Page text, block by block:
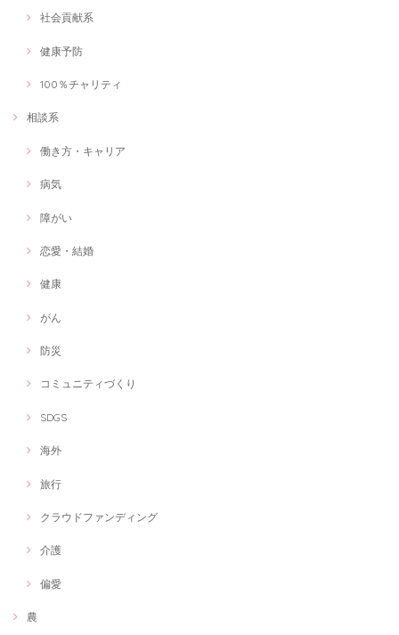
社会貢献系
健康予防
100％チャリティ
相談系
働き方・キャリア
病気
障がい
恋愛・結婚
健康
がん
防災
コミュニティづくり
SDGS
海外
旅行
クラウドファンディング
介護
偏愛
農